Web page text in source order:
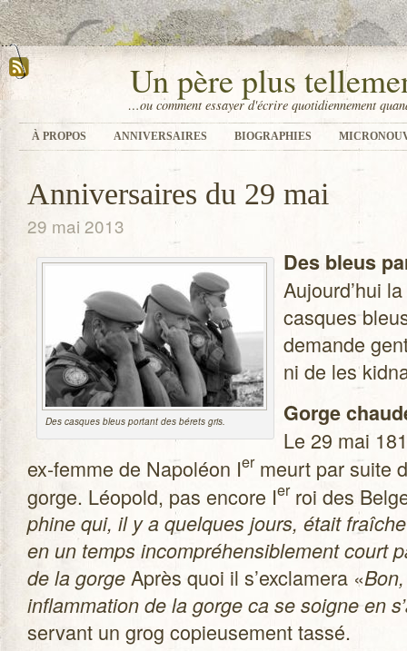
Un père plus
…ou comment essayer d'écrire quotidiennement
À PROPOS ANNIVERSAIRES BIOGRAPHIES
Anniversaires du 29 mai
29 mai 2013
Des casques bleus por­tant des bérets gris.
Des bleus
Aujourd’hui
casques
demande
ni de les
Gorge
Le 29 mai
ex-femme de Napo­léon Iermeurt par suite
gorge. Léo­pold, pas encore Ierroi des
phine qui, il y a quelques jours, était
en un temps incom­pré­hen­si­ble­ment court
de la gorge Après quoi il s’exclamera «
inflam­ma­tion de la gorge ca se soigne en
ser­vant un grog copieu­se­ment tassé.